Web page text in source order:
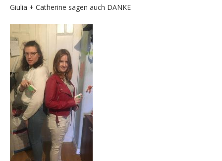
Giulia + Catherine sagen auch DANKE